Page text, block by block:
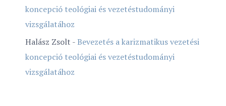
koncepció teológiai és vezetéstudományi
vizsgálatához
Halász Zsolt -Bevezetés a karizmatikus vezetési
koncepció teológiai és vezetéstudományi
vizsgálatához